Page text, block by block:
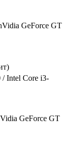
GeForce GT
Intel Core i3-
GeForce GT